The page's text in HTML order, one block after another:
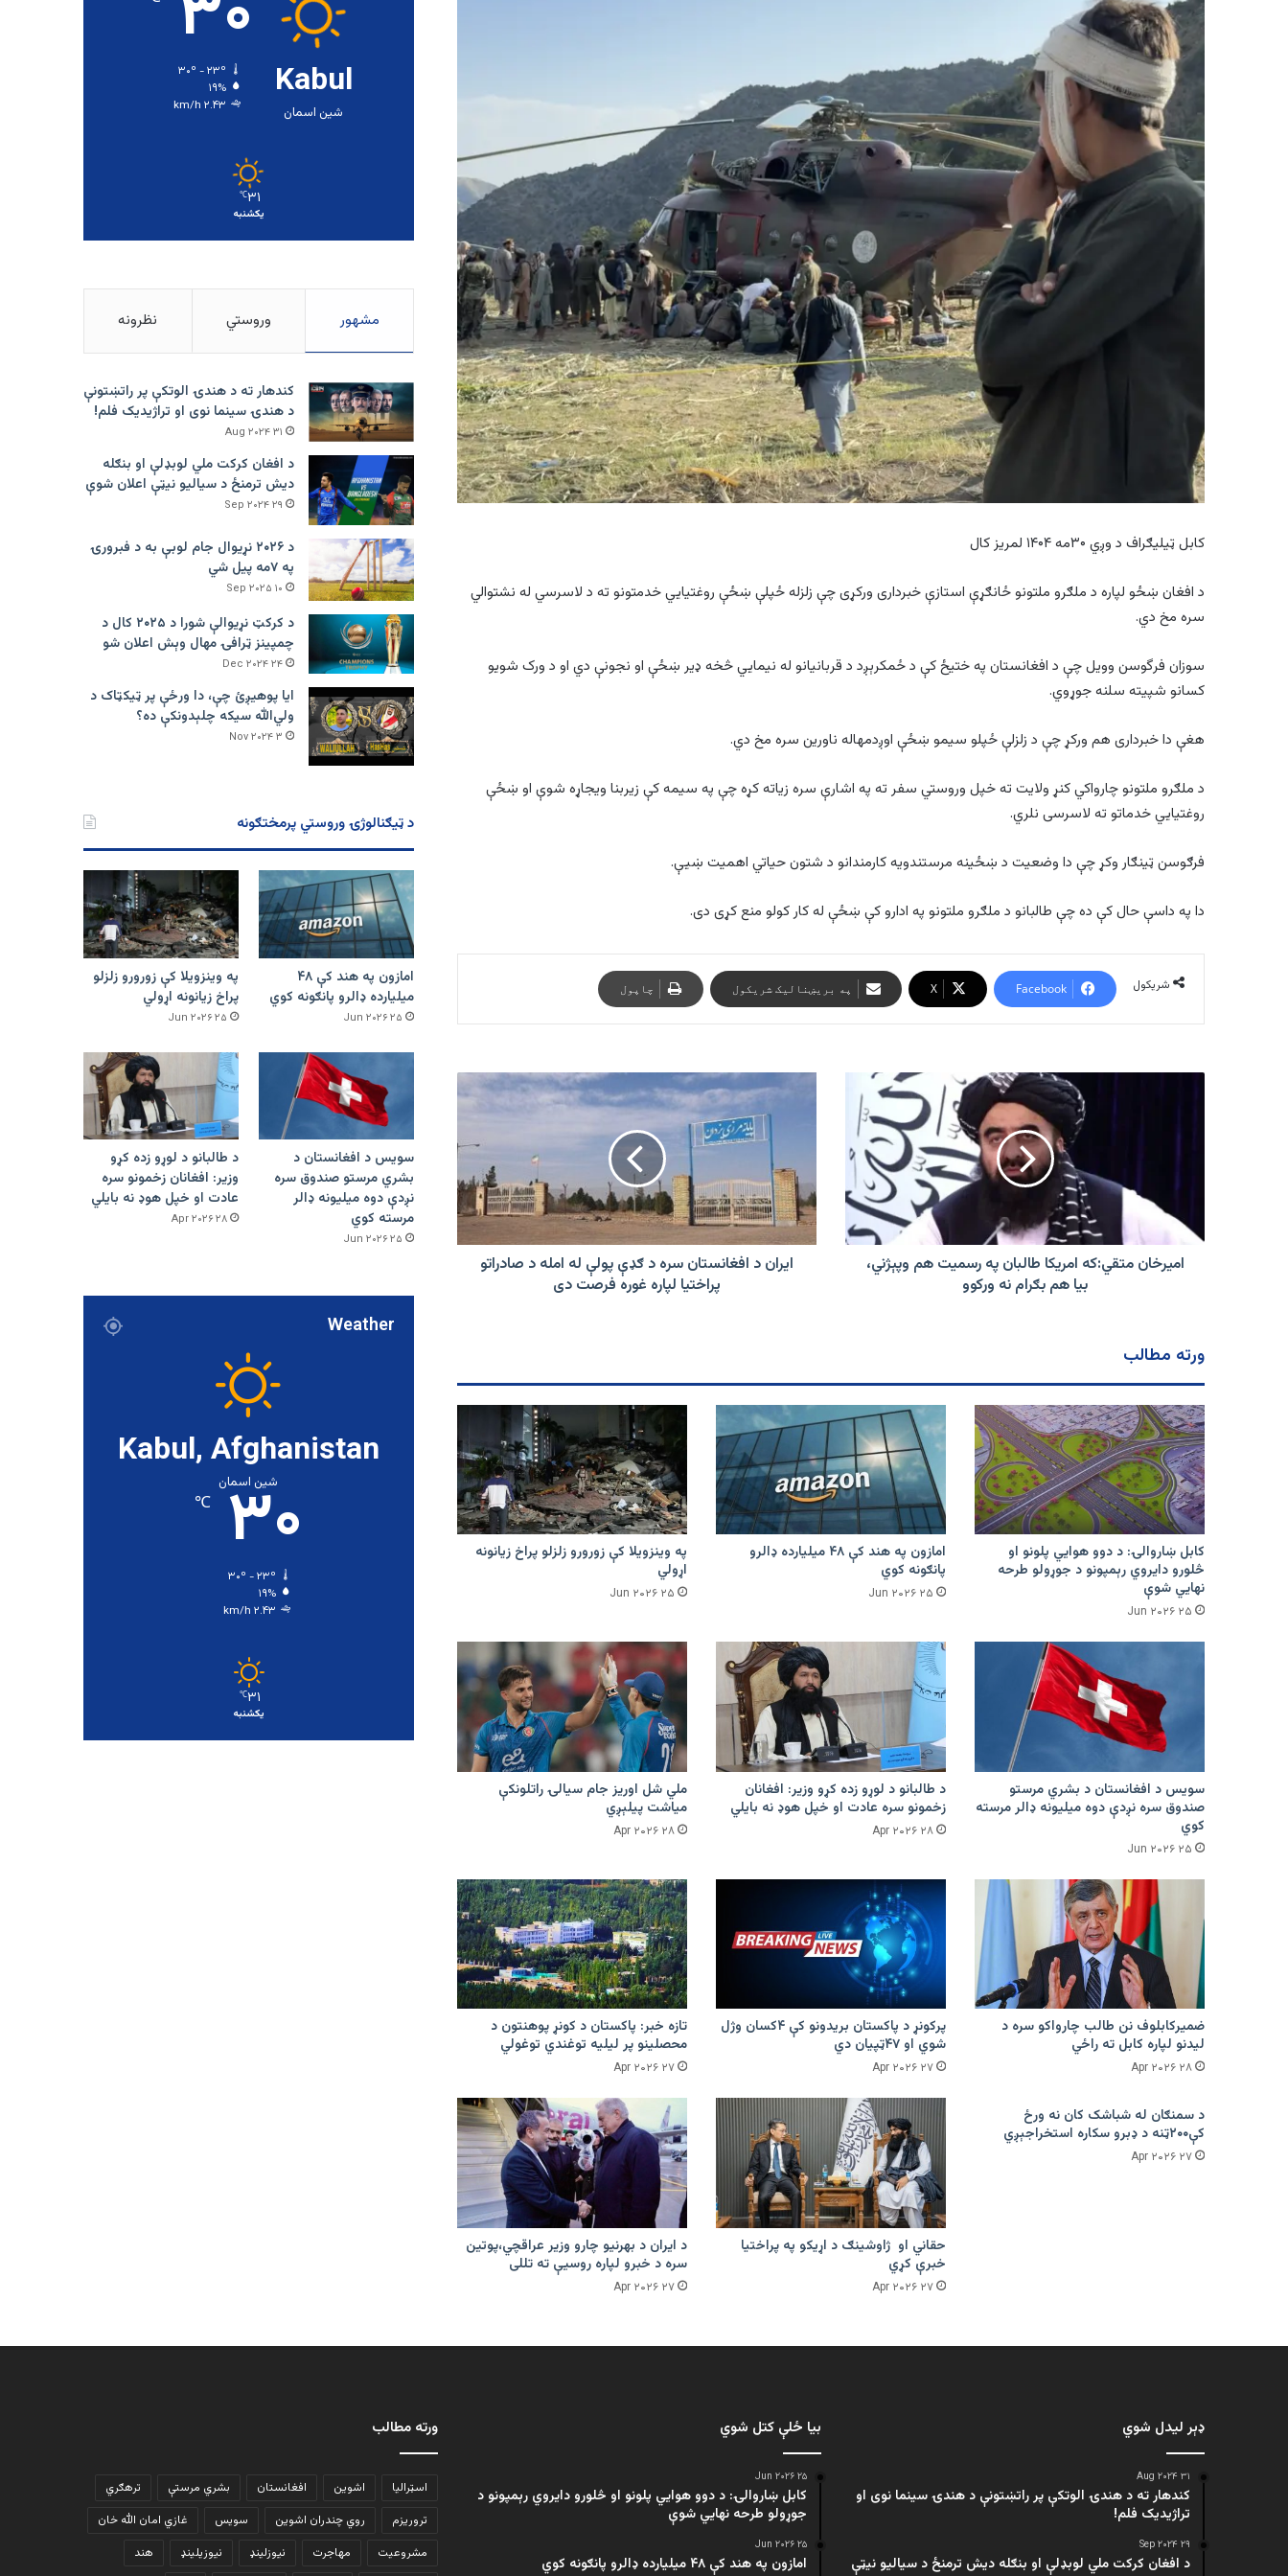
کابل ټیلیګراف د وږي ۳۰مه ۱۴۰۴ لمریز کال
د افغان ښځو لپاره د ملګرو ملتونو ځانګړې استازې خبرداری ورکړی چې زلزله ځپلې ښځې روغتیايي خدمتونو ته د لاسرسي له نشتوالي
سره مخ دي.
سوزان فرگوسن وویل چې د افغانستان په ختیځ کې د ځمکرېږد د قربانیانو له نیمایي څخه ډیر ښځې او نجونې دي او د ورک شویو
کسانو شپیته سلنه جوړوي.
هغې دا خبرداری هم ورکړ چې د زلزلې ځپلو سیمو ښځې اوږدمهاله ناورین سره مخ دي.
د ملګرو ملتونو چارواکي کنړ ولایت ته خپل وروستي سفر ته په اشارې سره زیاته کړه چې په سیمه کې زیربنا ویجاړه شوې او ښځې
روغتیايي خدماتو ته لاسرسی نلري.
فرګوسن ټینګار وکړ چې دا وضعیت د ښځینه مرستندویه کارمندانو د شتون حیاتي اهمیت ښیې.
دا په داسې حال کې ده چې طالبانو د ملګرو ملتونو په ادارو کې ښځې له کار کولو منع کړی دی.
شریکول Facebook
X په بریښنالیک شریکول چاپول
وپېژني،
بیا
امیرخان متقي:که امریکا طالبان په رسمیت هم وپېژني،
بیا هم بګرام نه ورکوو
افغانستان
ګډې
پولې
له
امله
دی
ایران د افغانستان سره د ګډې پولې له امله د صادراتو
پراختیا لپاره غوره فرصت دی
ورته مطالب
کابل ښاروالۍ: د دوو هوايي پلونو او
څلورو دایروي رېمپونو د جوړولو طرحه
نهایي شوې
۲۵ Jun ۲۰۲۶
امازون په هند کې ۴۸ میلیارده ډالرو
پانګونه کوي
۲۵ Jun ۲۰۲۶
په وینزویلا کې زورورو زلزلو پراخ زیانونه
اړولي
۲۵ Jun ۲۰۲۶
سویس د افغانستان د بشري مرستو
صندوق سره نږدې دوه میلیونه ډالر مرسته
کوي
۲۵ Jun ۲۰۲۶
د طالبانو د لوړو زده کړو وزیر: افغانان
زخمونو سره عادت او خپل هوډ نه بایلي
۲۸ Apr ۲۰۲۶
ملي شل اوریز جام سیالۍ راتلونکې
میاشت پیلېږي
۲۸ Apr ۲۰۲۶
ضمیرکابلوف نن طالب چارواکو سره د
لیدنو لپاره کابل ته راځي
۲۸ Apr ۲۰۲۶
پرکونړ د پاکستان بریدونو کې ۴کسان وژل
شوي او ۴۷ټپیان دي
۲۷ Apr ۲۰۲۶
تازه خبر: پاکستان د کونړ پوهنتون د
محصلینو پر لیلیه توغندي توغولي
۲۷ Apr ۲۰۲۶
د سمنګان له شباشک کان نه ورځ
کې۲۰۰ټنه د ډبرو سکاره استخراجېږي
۲۷ Apr ۲۰۲۶
حقاني او ژاوشینګ د اړیکو په پراختیا
خبرې کړي
۲۷ Apr ۲۰۲۶
د ایران د بهرنیو چارو وزیر عراقچي،پوتین
سره د خبرو لپاره روسیې ته تللی
۲۷ Apr ۲۰۲۶
Kabul
شین اسمان
۱۹%
۲.۴۳ km/h
۳۱℃
یکشنبه
مشهور وروستي نظرونه
کندهار ته د هندۍ الوتکې پر راتښتونې
د هندۍ سینما نوی او تراژيديک فلم!
۳۱ Aug ۲۰۲۴
د افغان کرکت ملي لوبډلې او بنګله
دیش ترمنځ د سیالیو نیټې اعلان شوې
۲۹ Sep ۲۰۲۴
د ۲۰۲۶ نړیوال جام لوبې به د فبرورۍ
په ۷مه پیل شي
۱۰ Sep ۲۰۲۵
د کرکټ نړیوالې شورا د ۲۰۲۵ کال د
چمپینز ټرافۍ مهال وېش اعلان شو
۲۴ Dec ۲۰۲۴
ایا پوهیږئ چې، دا ورځې پر ټيکټاک د
ولي‌الله سیکه چلېدونکې ده؟
۳ Nov ۲۰۲۴
د ټیګنالوژۍ وروستي پرمختګونه
امازون په هند کې ۴۸
میلیارده ډالرو پانګونه کوي
۲۵ Jun ۲۰۲۶
په وینزویلا کې زورورو زلزلو
پراخ زیانونه اړولي
۲۵ Jun ۲۰۲۶
سویس د افغانستان د
بشري مرستو صندوق سره
نږدې دوه میلیونه ډالر
مرسته کوي
۲۵ Jun ۲۰۲۶
د طالبانو د لوړو زده کړو
وزیر: افغانان زخمونو سره
عادت او خپل هوډ نه بایلي
۲۸ Apr ۲۰۲۶
Weather
Kabul, Afghanistan
شین اسمان
۳۰ ℃
۱۹%
۲.۴۳ km/h
۳۱℃
یکشنبه
ډېر لیدل شوي
۳۱ Aug ۲۰۲۴
کندهار ته د هندۍ الوتکې پر راتښتونې د هندۍ سینما نوی او
تراژيديک فلم!
۲۹ Sep ۲۰۲۴
د افغان کرکت ملي لوبډلې او بنګله دیش ترمنځ د سیالیو نیټې
بیا ځلې کتل شوي
۲۵ Jun ۲۰۲۶
کابل ښاروالۍ: د دوو هوايي پلونو او څلورو دایروي رېمپونو د
جوړولو طرحه نهایي شوې
۲۵ Jun ۲۰۲۶
امازون په هند کې ۴۸ میلیارده ډالرو پانګونه کوي
ورته مطالب
اسټرالیا اشوین افغانستان بشري مرستې
ترهګري
تروریزم
روي چندران اشوین سویس
غازي امان الله خان
مشروعیت
مهاجرت نیوزلینډ نیوزیلینډ هند